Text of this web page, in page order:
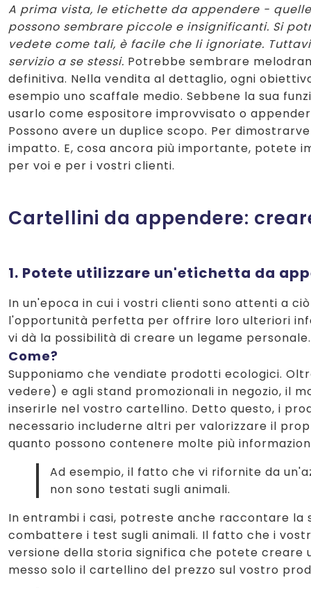
A prima vista, le etichette da appendere -
possono sembrare piccole e insignificanti. Si
vedete come tali, è facile che li ignoriate.
servizio a se stessi. Potrebbe sembrare
definitiva. Nella vendita al dettaglio, ogni
esempio uno scaffale medio. Sebbene la sua
usarlo come espositore improvvisato o
Possono avere un duplice scopo. Per
impatto. E, cosa ancora più importante, potete
per voi e per i vostri clienti.
Cartellini da appendere:
1. Potete utilizzare un'etichetta da
In un'epoca in cui i vostri clienti sono attenti a
l'opportunità perfetta per offrire loro ulteriori
vi dà la possibilità di creare un legame personale.
Come?
Supponiamo che vendiate prodotti ecologici.
vedere) e agli stand promozionali in negozio, il
inserirle nel vostro cartellino. Detto questo, i
necessario includerne altri per valorizzare il
quanto possono contenere molte più
Ad esempio, il fatto che vi rifornite da
non sono testati sugli animali.
In entrambi i casi, potreste anche raccontare
combattere i test sugli animali. Il fatto che i
versione della storia significa che potete
messo solo il cartellino del prezzo sul vostro